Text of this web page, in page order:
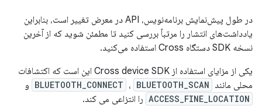
در طول پیش‌نمایش برنامه‌نویس، API در معرض تغییر است، بنابراین
یادداشت‌های انتشار را مرتباً بررسی کنید تا مطمئن شوید که از آخرین
نسخه SDK دستگاه Cross استفاده می‌کنید.
یکی از مزایای استفاده از Cross device SDK این است که اکتشافات
محلی مانند
BLUETOOTH_CONNECT ، BLUETOOTH_SCAN و
ACCESS_FINE_LOCATION را انتزاعی می کند.